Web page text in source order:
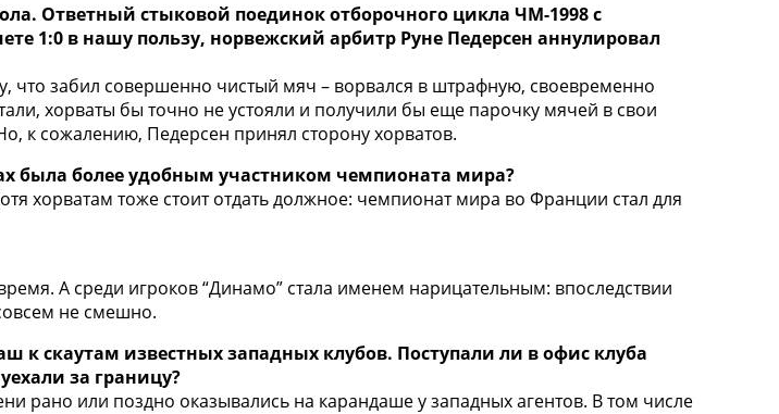
Ответный стыковой поединок отборочного цикла ЧМ-1998 с
1:0 в нашу пользу, норвежский арбитр Руне Педерсен аннулировал
что забил совершенно чистый мяч – ворвался в штрафную, своевременно
хорваты бы точно не устояли и получили бы еще парочку мячей в свои
к сожалению, Педерсен принял сторону хорватов.
была более удобным участником чемпионата мира?
хорватам тоже стоит отдать должное: чемпионат мира во Франции стал для
А среди игроков “Динамо” стала именем нарицательным: впоследствии
не смешно.
к скаутам известных западных клубов. Поступали ли в офис клуба
за границу?
рано или поздно оказывались на карандаше у западных агентов. В том числе